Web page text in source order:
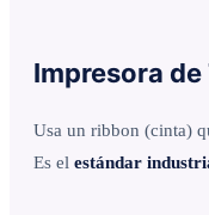
Impresora
Usa un ribbon (cinta)
Es el estándar